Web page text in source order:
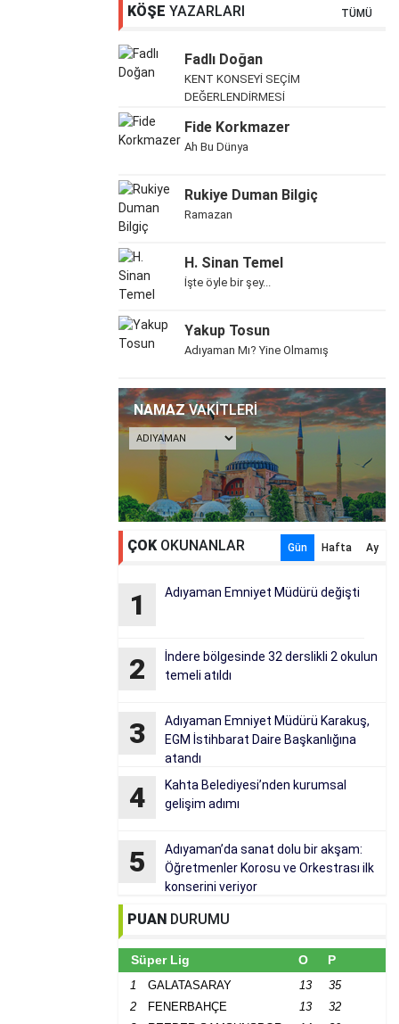
KÖŞE YAZARLARI TÜMÜ
Fadlı Doğan
KENT KONSEYİ SEÇİM
DEĞERLENDİRMESİ
Fide Korkmazer
Ah Bu Dünya
Rukiye Duman Bilgiç
Ramazan
H. Sinan Temel
İşte öyle bir şey...
Yakup Tosun
Adıyaman Mı? Yine Olmamış
NAMAZVAKİTLERİ
ÇOKOKUNANLAR Gün Hafta Ay
1 Adıyaman Emniyet Müdürü değişti
2
İndere bölgesinde 32 derslikli 2 okulun
temeli atıldı
3
Adıyaman Emniyet Müdürü Karakuş,
EGM İstihbarat Daire Başkanlığına
atandı
4
Kahta Belediyesi’nden kurumsal
gelişim adımı
5
Adıyaman’da sanat dolu bir akşam:
Öğretmenler Korosu ve Orkestrası ilk
konserini veriyor
PUAN DURUMU
Süper Lig O P
1 GALATASARAY 13
35
2
FENERBAHÇE 13
32